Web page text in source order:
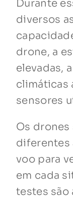
Durante
diversos
drone, a
elevadas,
climáticas
sensores
Os
diferentes
voo para
em cada
testes são